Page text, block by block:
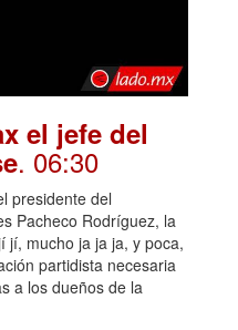
el jefe del
. 06:30
presidente del
Pacheco Rodríguez, la
jí, mucho ja ja ja, y poca,
partidista necesaria
a los dueños de la